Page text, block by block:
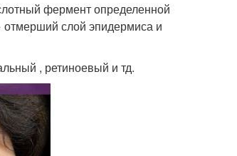
фермент определенной
отмерший слой эпидермиса и
, ретиноевый и тд.